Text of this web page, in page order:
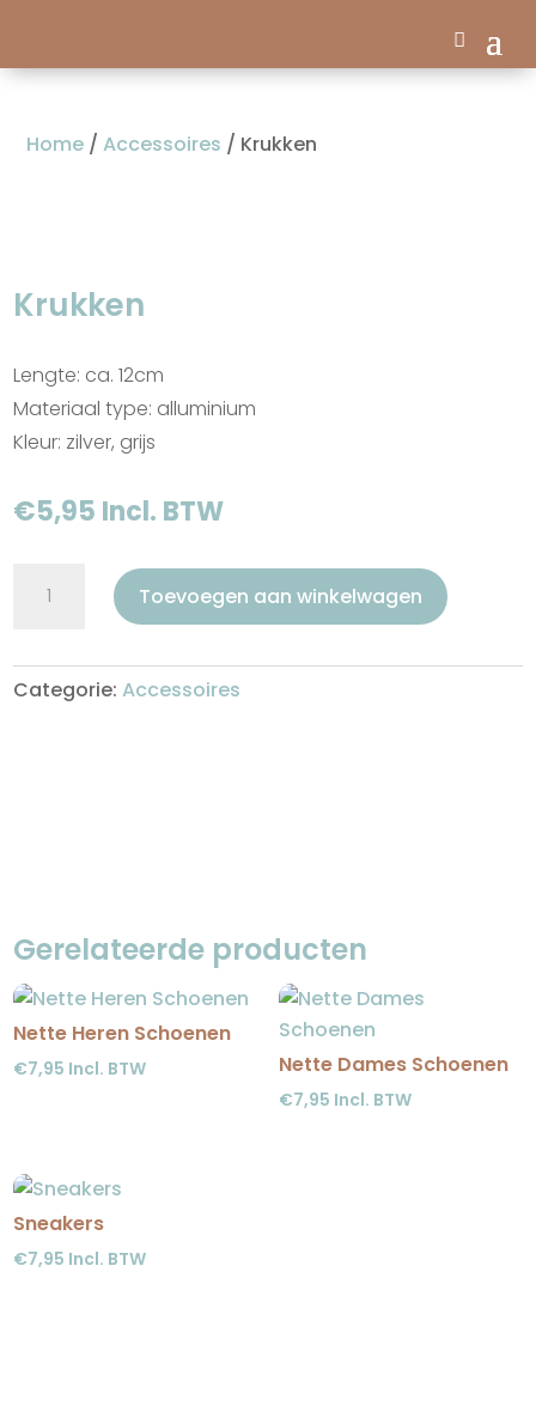
Home /Accessoires / Krukken
Krukken
Lengte: ca. 12cm
Materiaal type: alluminium
Kleur: zilver, grijs
€5,95 Incl. BTW
Toevoegen aan winkelwagen
Categorie:Accessoires
Gerelateerde producten
Nette Heren Schoenen
€7,95 Incl. BTW Nette Dames Schoenen
€7,95 Incl. BTW
Sneakers
€7,95 Incl. BTW